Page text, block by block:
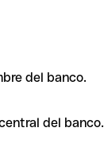
del banco.
del banco.